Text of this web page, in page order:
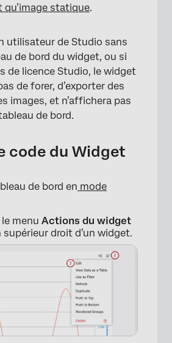
qu’image statique.
utilisateur de Studio sans
de bord du widget, ou si
de licence Studio, le widget
de forer, d’exporter des
images, et n’affichera pas
de bord.
code du Widget
de bord en mode
menu Actions du widget
supérieur droit d’un widget.